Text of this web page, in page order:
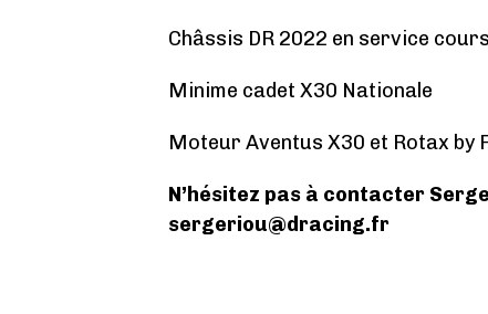
Châssis DR 2022 en service
Minime cadet X30 Nationale
Moteur Aventus X30 et Rotax by
N’hésitez pas à contacter
sergeriou@dracing.fr